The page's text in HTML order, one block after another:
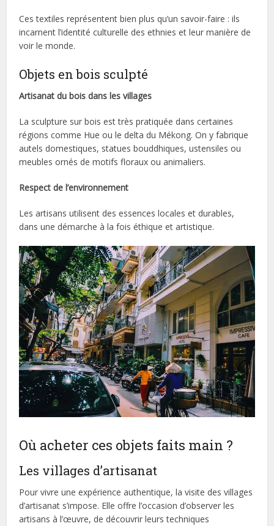
Ces textiles représentent bien plus qu’un savoir-faire : ils
incarnent l’identité culturelle des ethnies et leur manière de
voir le monde.
Objets en bois sculpté
Artisanat du bois dans les villages
La sculpture sur bois est très pratiquée dans certaines
régions comme Hue ou le delta du Mékong. On y fabrique
autels domestiques, statues bouddhiques, ustensiles ou
meubles ornés de motifs floraux ou animaliers.
Respect de l’environnement
Les artisans utilisent des essences locales et durables,
dans une démarche à la fois éthique et artistique.
Où acheter ces objets faits main ?
Les villages d’artisanat
Pour vivre une expérience authentique, la visite des villages
d’artisanat s’impose. Elle offre l’occasion d’observer les
artisans à l’œuvre, de découvrir leurs techniques